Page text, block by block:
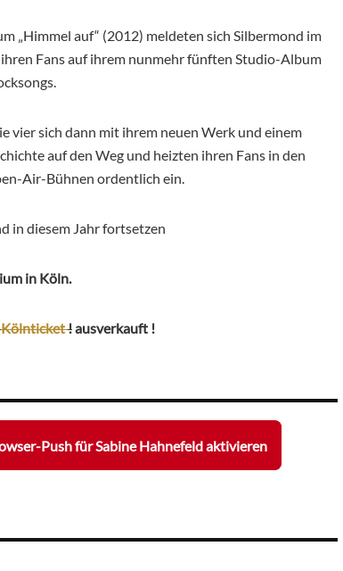
„Himmel auf“ (2012) meldeten sich Silbermond im
Fans auf ihrem nunmehr fünften Studio-Album
vier sich dann mit ihrem neuen Werk und einem
auf den Weg und heizten ihren Fans in den
Air-Bühnen ordentlich ein.
in diesem Jahr fortsetzen
in Köln.
Kölnticket!ausverkauft !
Push für Sabine Hahnefeld aktivieren